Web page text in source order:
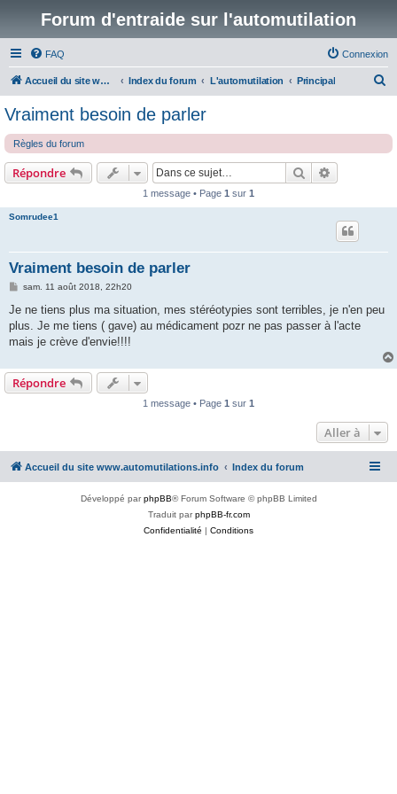
Forum d'entraide sur l'automutilation
FAQ Connexion
Accueil du site www.automutilations.info Index du forum L'automutilation Principal
c
e
Vraiment besoin de parler
Règles du forum
Répondre Rechercher
1 message • Page 1 sur 1
Somrudee1
Vraiment besoin de parler
M
s
a
g
sam. 11 août 2018, 22h20
Je ne tiens plus ma situation, mes stéréotypies sont terribles, je n'en peu
plus. Je me tiens ( gave) au médicament pozr ne pas passer à l'acte
mais je crève d'envie!!!!
Répondre
1 message • Page 1 sur 1
Aller à
Accueil du site www.automutilations.info Index du forum
Développé parphpBB® Forum Software © phpBB Limited
Traduit parphpBB-fr.com
Confidentialité | Conditions